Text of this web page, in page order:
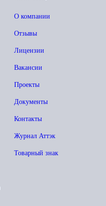
О компании
Отзывы
Лицензии
Вакансии
Проекты
Документы
Контакты
Журнал Аттэк
Товарный знак